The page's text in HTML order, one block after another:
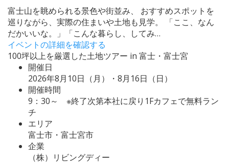
富士山を眺められる景色や街並み、 おすすめスポットを
巡りながら、実際の住まいや土地も見学。 「ここ、なん
だかいいな。」「こんな暮らし、してみ…
イベントの詳細を確認する
100坪以上を厳選した土地ツアー in 富士・富士宮
開催日
2026年8月10日（月）・8月16日（日）
開催時間
9：30～ ※終了次第本社に戻り1Fカフェで無料ラン
チ
エリア
富士市・富士宮市
企業
（株）リビングディー